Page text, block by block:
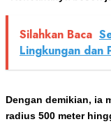
Silahkan Baca
Lingkungan dan
Dengan demikian, ia
radius 500 meter